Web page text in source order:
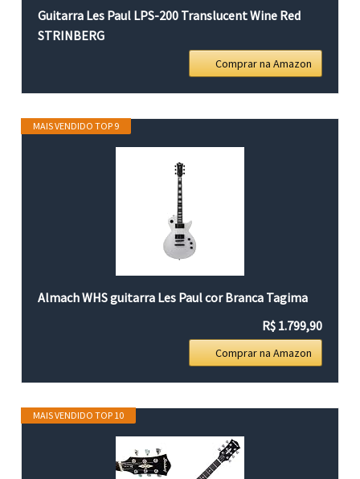
Guitarra Les Paul LPS-200 Translucent Wine Red
STRINBERG
Comprar na Amazon
MAIS VENDIDO TOP 9
Almach WHS guitarra Les Paul cor Branca Tagima
R$ 1.799,90
Comprar na Amazon
MAIS VENDIDO TOP 10